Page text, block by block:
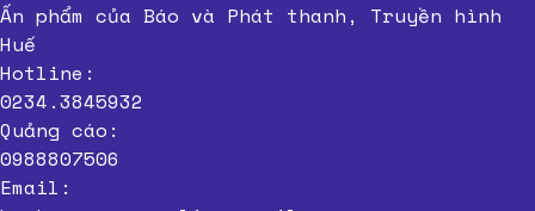
Ấn phẩm của Báo và Phát thanh, Truyền hình
Huế
Hotline:
0234.3845932
Quảng cáo:
0988807506
Email: